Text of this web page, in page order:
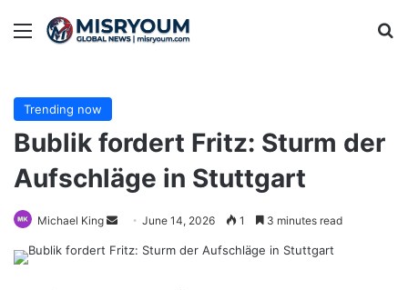
Menu
Trending now
Bublik fordert Fritz: Sturm der
Aufschläge in Stuttgart
Michael King
Send June 14, 2026 1 3 minutes read